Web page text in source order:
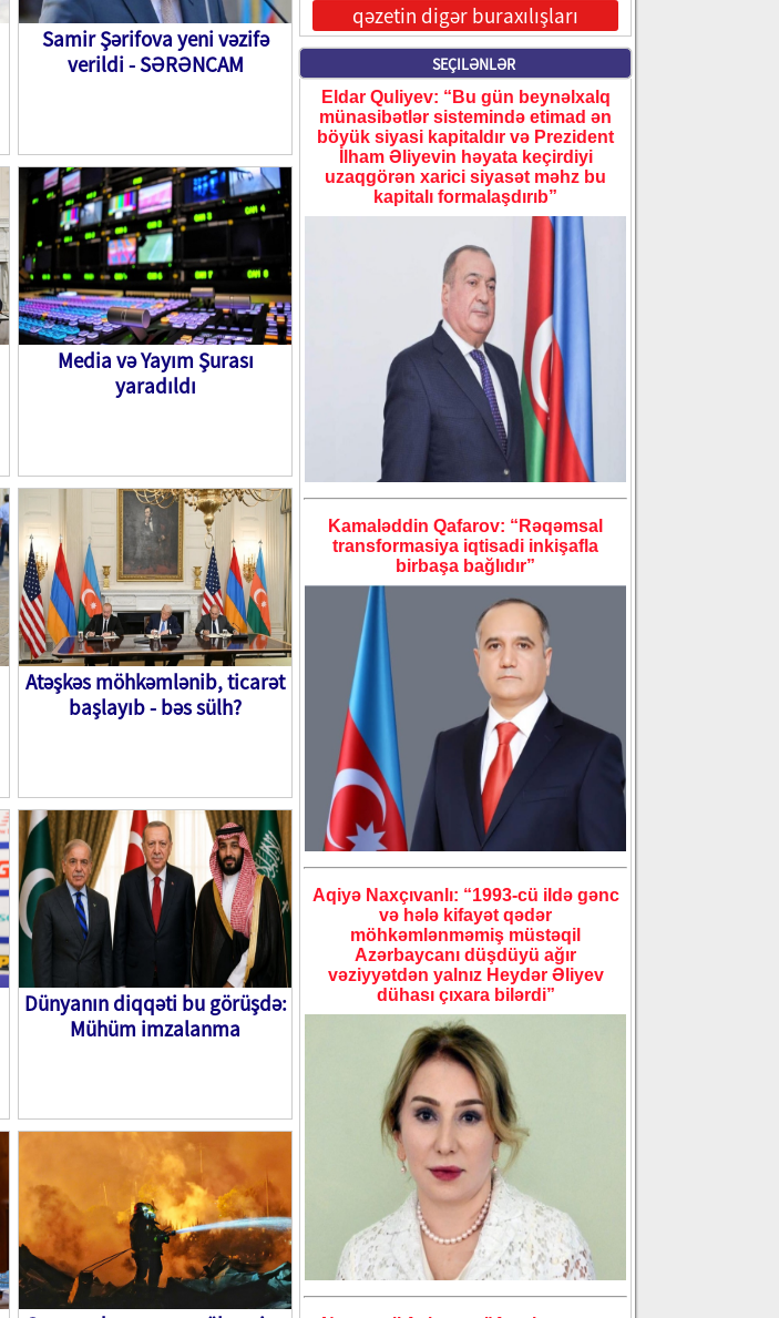
Samir Şərifova yeni vəzifə
verildi - SƏRƏNCAM
Media və Yayım Şurası
yaradıldı
Atəşkəs möhkəmlənib, ticarət
başlayıb - bəs sülh?
Dünyanın diqqəti bu görüşdə:
Mühüm imzalanma
qəzetin digər buraxılışları
SEÇILƏNLƏR
Eldar Quliyev: “Bu gün beynəlxalq
münasibətlər sistemində etimad ən
böyük siyasi kapitaldır və Prezident
İlham Əliyevin həyata keçirdiyi
uzaqgörən xarici siyasət məhz bu
kapitalı formalaşdırıb”
Kamaləddin Qafarov: “Rəqəmsal
transformasiya iqtisadi inkişafla
birbaşa bağlıdır”
Aqiyə Naxçıvanlı: “1993-cü ildə gənc
və hələ kifayət qədər
möhkəmlənməmiş müstəqil
Azərbaycanı düşdüyü ağır
vəziyyətdən yalnız Heydər Əliyev
dühası çıxara bilərdi”